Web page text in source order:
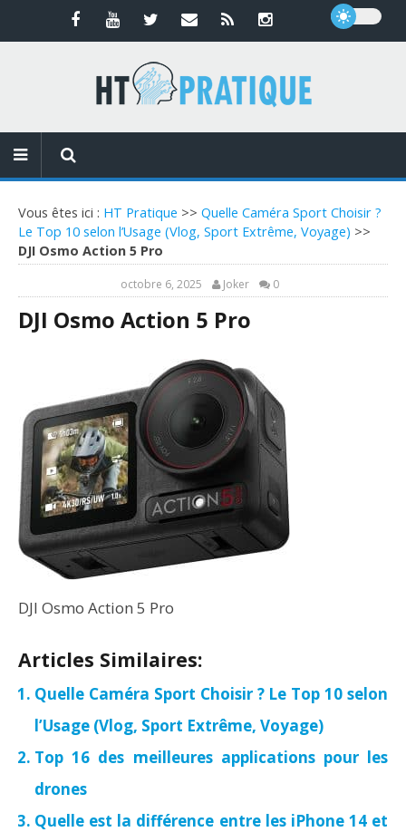
Vous êtes ici : HT Pratique >> Quelle Caméra Sport Choisir ?
Le Top 10 selon l’Usage (Vlog, Sport Extrême, Voyage) >>
DJI Osmo Action 5 Pro
octobre 6, 2025 Joker 0
DJI Osmo Action 5 Pro
DJI Osmo Action 5 Pro
Articles Similaires:
Quelle Caméra Sport Choisir ? Le Top 10 selon
l’Usage (Vlog, Sport Extrême, Voyage)
Top 16 des meilleures applications pour les
drones
Quelle est la différence entre les iPhone 14 et